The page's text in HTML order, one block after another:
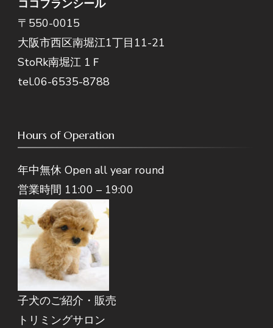
ココフランシール
〒550-0015
大阪市西区南堀江1丁目11-21
StoRk南堀江 1Ｆ
tel.06-6535-8788
Hours of Operation
年中無休 Open all year round
営業時間 11:00 – 19:00
子犬のご紹介・販売
トリミングサロン